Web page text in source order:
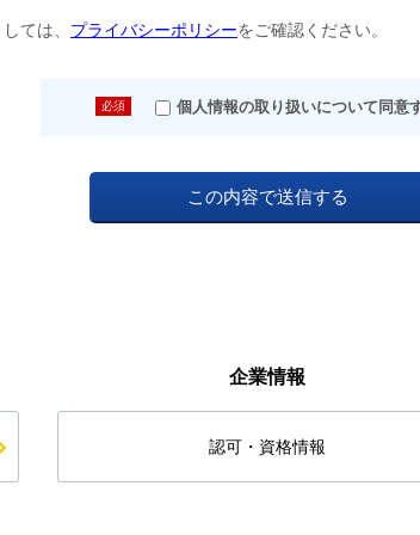
企業情報
認可・資格情報